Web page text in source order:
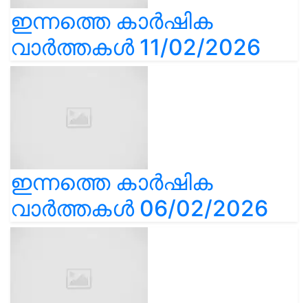
ഇന്നത്തെ കാർഷിക
വാർത്തകൾ 11/02/2026
ഇന്നത്തെ കാർഷിക
വാർത്തകൾ 06/02/2026